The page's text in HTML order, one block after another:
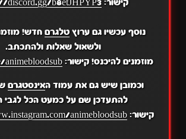
קישור:discord.gg/b8etJHPYP3
נוסף עכשיו גם ערוץטלגרםחדש!
ולשאול שאלות ולהתכתב.
מוזמנים להיכנס! קישור:
וכמובן שיש גם את עמוד האינסטגרם
להתעדכן שם על כמעט הכל לגבי
קישור:animebloodsub/